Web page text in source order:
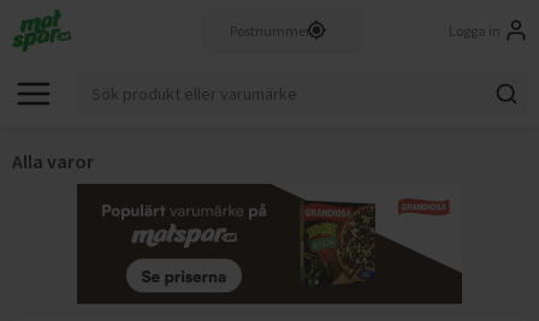
Logga in
Alla varor